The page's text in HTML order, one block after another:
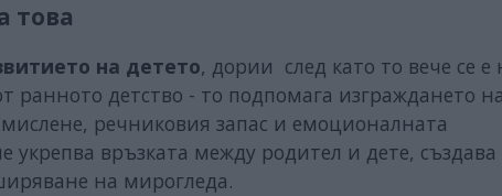
това
на детето, дории след като то вече се е
ранното детство - то подпомага изграждането
речниковия запас и емоционалната
укрепва връзката между родител и дете,
на мирогледа.